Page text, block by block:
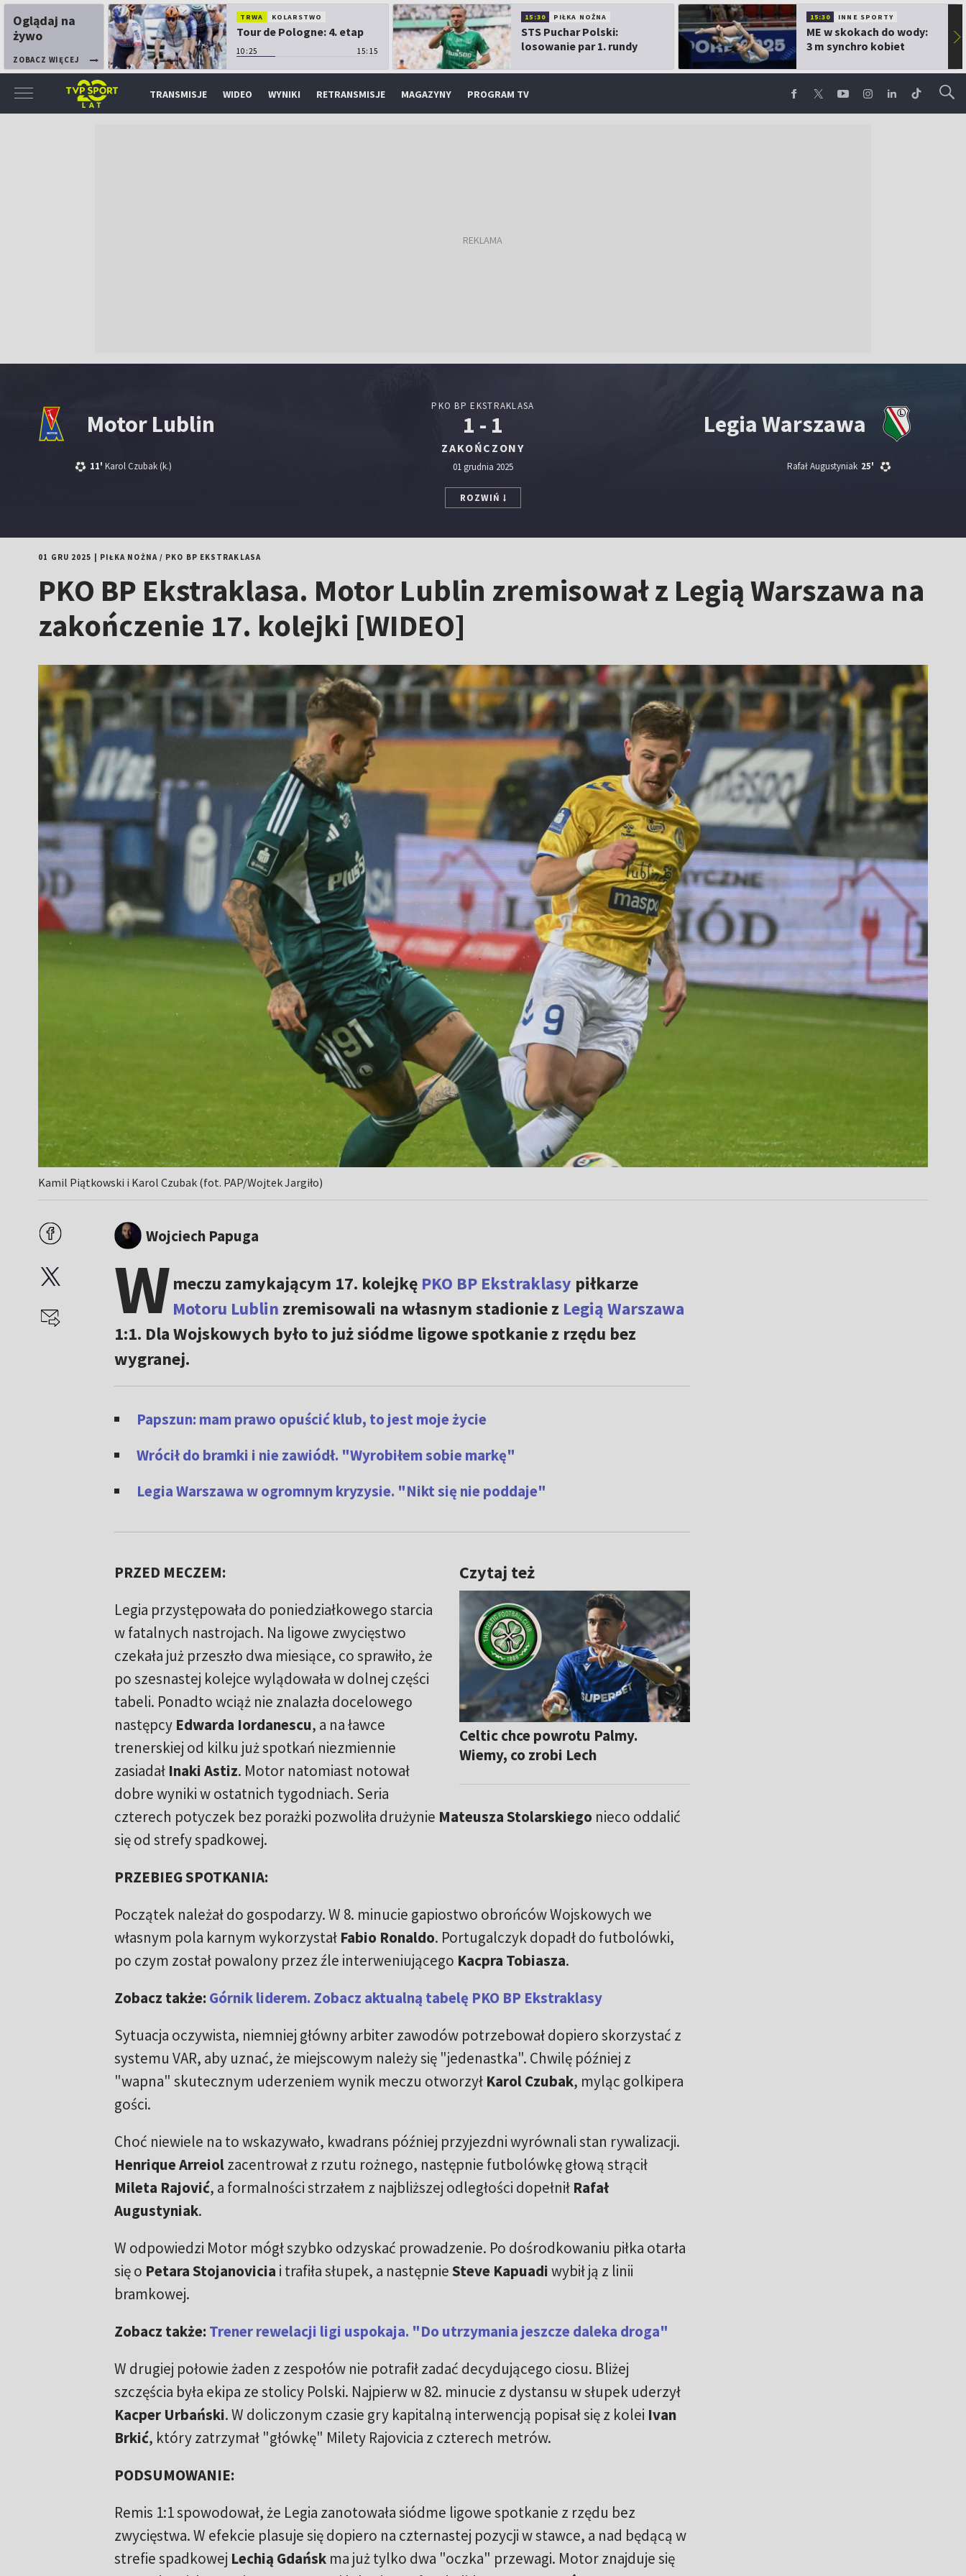
Oglądaj na
żywo
ZOBACZ WIĘCEJ
TRWA KOLARSTWO
Tour de Pologne: 4. etap
10:25 15:15
15:30 PIŁKA NOŻNA
STS Puchar Polski:
losowanie par 1. rundy
15:30 INNE SPORTY
ME w skokach do wody:
3 m synchro kobiet
▶
TRANSMISJE WIDEO WYNIKI RETRANSMISJE MAGAZYNY PROGRAM TV
Motor Lublin
11' Karol Czubak (k.)
PKO BP EKSTRAKLASA
1 - 1
ZAKOŃCZONY
01 grudnia 2025
Legia Warszawa
25'
Rafał Augustyniak
ROZWIŃ
01 GRU 2025 PIŁKA NOŻNA/ PKO BP EKSTRAKLASA
PKO BP Ekstraklasa. Motor Lublin zremisował z Legią Warszawa na
zakończenie 17. kolejki [WIDEO]
Kamil Piątkowski i Karol Czubak (fot. PAP/Wojtek Jargiło)
Wojciech Papuga
Wmeczu zamykającym 17. kolejkę PKO BP Ekstraklasy piłkarze
Motoru Lublin zremisowali na własnym stadionie z Legią Warszawa
1:1. Dla Wojskowych było to już siódme ligowe spotkanie z rzędu bez
wygranej.
Papszun: mam prawo opuścić klub, to jest moje życie
Wrócił do bramki i nie zawiódł. "Wyrobiłem sobie markę"
Legia Warszawa w ogromnym kryzysie. "Nikt się nie poddaje"
Czytaj też
Celtic chce powrotu Palmy.
Wiemy, co zrobi Lech
PRZED MECZEM:
Legia przystępowała do poniedziałkowego starcia
w fatalnych nastrojach. Na ligowe zwycięstwo
czekała już przeszło dwa miesiące, co sprawiło, że
po szesnastej kolejce wylądowała w dolnej części
tabeli. Ponadto wciąż nie znalazła docelowego
następcy Edwarda Iordanescu, a na ławce
trenerskiej od kilku już spotkań niezmiennie
zasiadał Inaki Astiz. Motor natomiast notował
dobre wyniki w ostatnich tygodniach. Seria
czterech potyczek bez porażki pozwoliła drużynie Mateusza Stolarskiego nieco oddalić
się od strefy spadkowej.
PRZEBIEG SPOTKANIA:
Początek należał do gospodarzy. W 8. minucie gapiostwo obrońców Wojskowych we
własnym pola karnym wykorzystał Fabio Ronaldo. Portugalczyk dopadł do futbolówki,
po czym został powalony przez źle interweniującego Kacpra Tobiasza.
Zobacz także: Górnik liderem. Zobacz aktualną tabelę PKO BP Ekstraklasy
Sytuacja oczywista, niemniej główny arbiter zawodów potrzebował dopiero skorzystać z
systemu VAR, aby uznać, że miejscowym należy się "jedenastka". Chwilę później z
"wapna" skutecznym uderzeniem wynik meczu otworzył Karol Czubak, myląc golkipera
gości.
Choć niewiele na to wskazywało, kwadrans później przyjezdni wyrównali stan rywalizacji.
Henrique Arreiolzacentrował z rzutu rożnego, następnie futbolówkę głową strącił
Mileta Rajović, a formalności strzałem z najbliższej odległości dopełnił Rafał
Augustyniak.
W odpowiedzi Motor mógł szybko odzyskać prowadzenie. Po dośrodkowaniu piłka otarła
się o Petara Stojanovicia i trafiła słupek, a następnieSteve Kapuadiwybił ją z linii
bramkowej.
Zobacz także: Trener rewelacji ligi uspokaja. "Do utrzymania jeszcze daleka droga"
W drugiej połowie żaden z zespołów nie potrafił zadać decydującego ciosu. Bliżej
szczęścia była ekipa ze stolicy Polski. Najpierw w 82. minucie z dystansu w słupek uderzył
Kacper Urbański. W doliczonym czasie gry kapitalną interwencją popisał się z kolei Ivan
Brkić, który zatrzymał "główkę" Milety Rajovicia z czterech metrów.
PODSUMOWANIE:
Remis 1:1 spowodował, że Legia zanotowała siódme ligowe spotkanie z rzędu bez
zwycięstwa. W efekcie plasuje się dopiero na czternastej pozycji w stawce, a nad będącą w
strefie spadkowej Lechią Gdańskma już tylko dwa "oczka" przewagi. Motor znajduje się